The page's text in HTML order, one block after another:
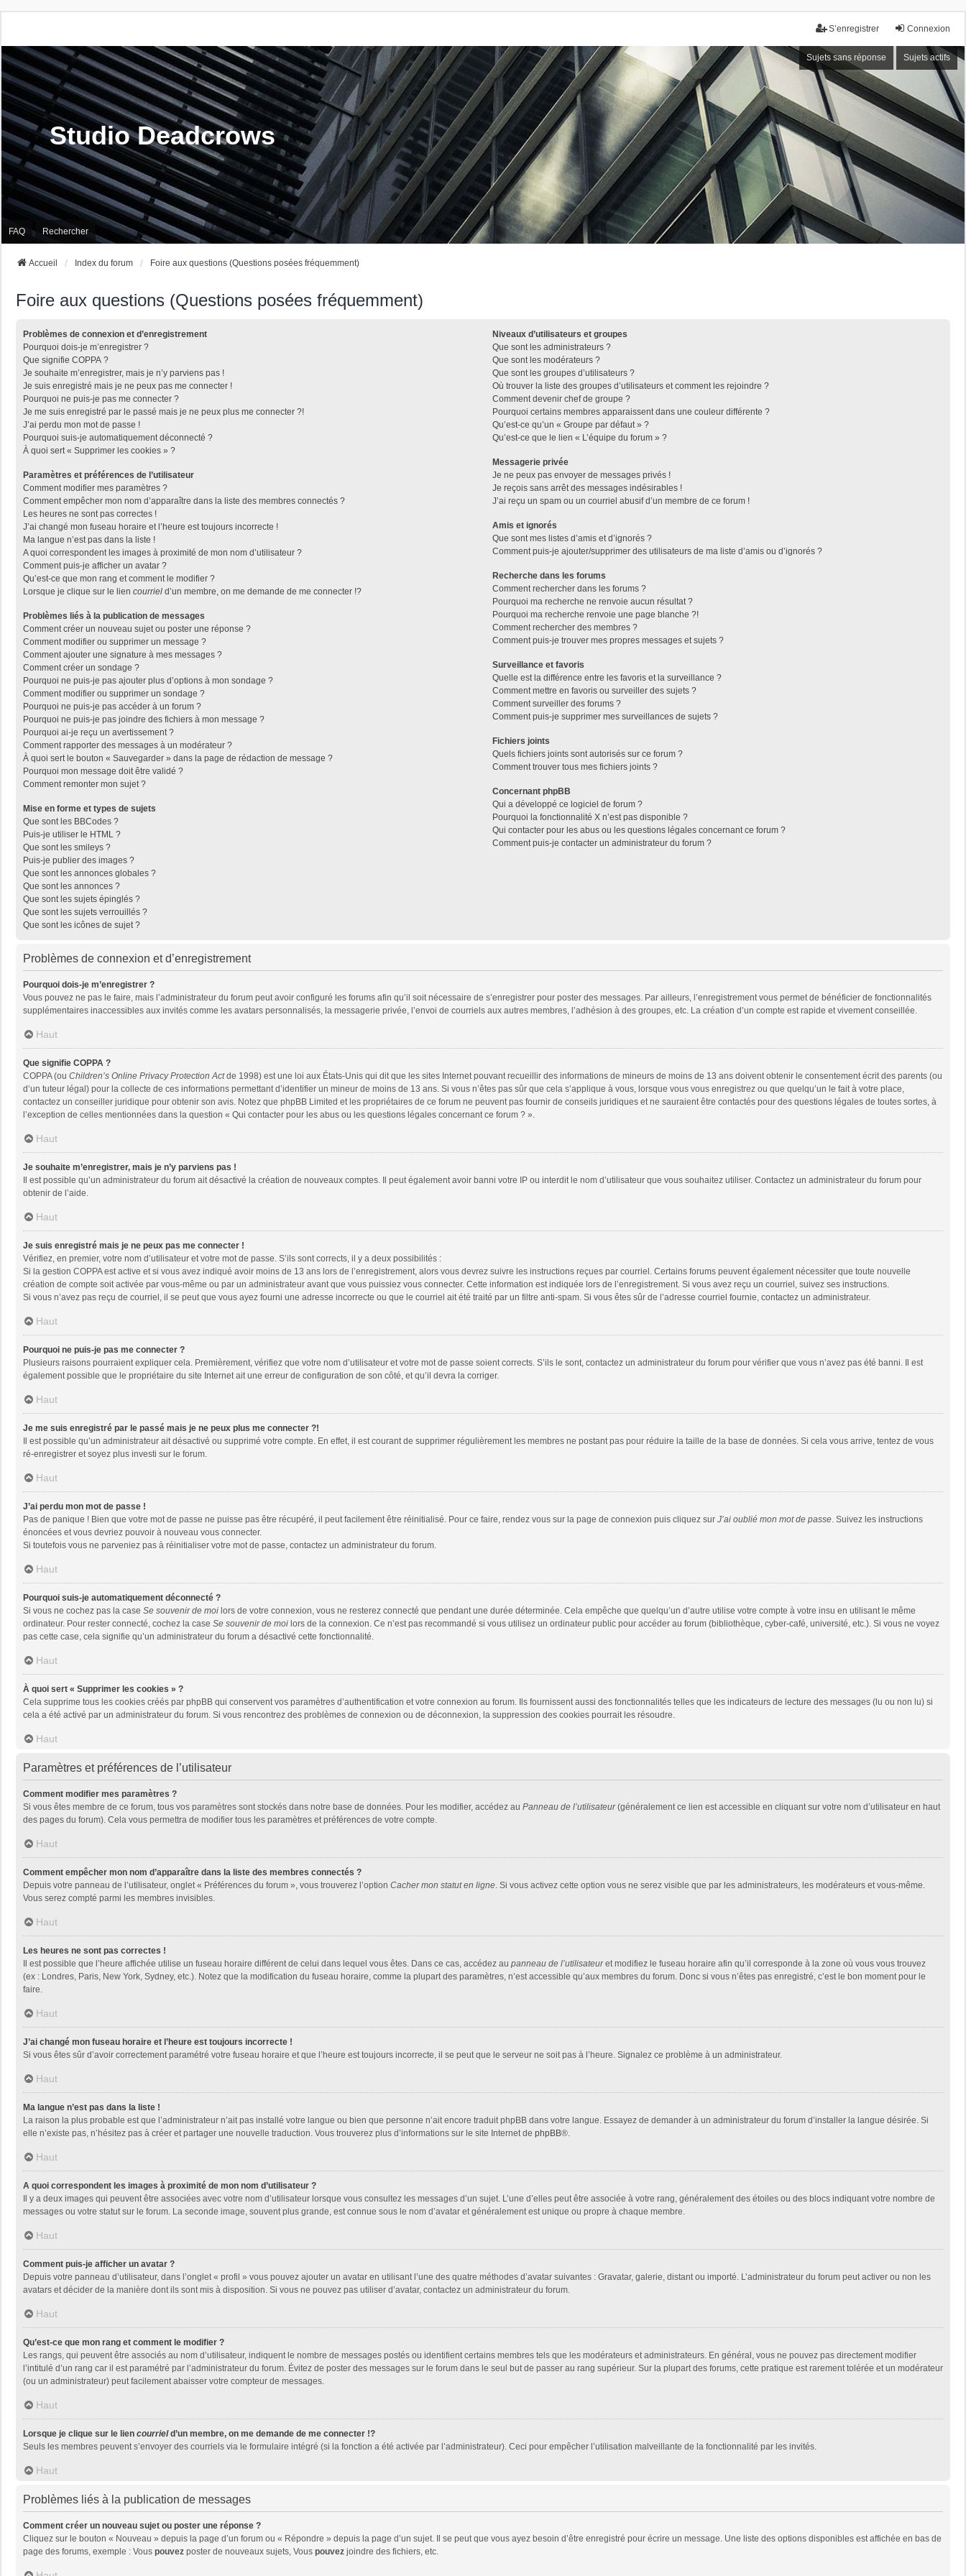
Connexion
S’enregistrer
Sujets sans réponse Sujets actifs
Studio Deadcrows
FAQ Rechercher
Accueil Index du forum Foire aux questions (Questions posées fréquemment)
Foire aux questions (Questions posées fréquemment)
Problèmes de connexion et d’enregistrement
Pourquoi dois-je m’enregistrer ?
Que signifie COPPA ?
Je souhaite m’enregistrer, mais je n’y parviens pas !
Je suis enregistré mais je ne peux pas me connecter !
Pourquoi ne puis-je pas me connecter ?
Je me suis enregistré par le passé mais je ne peux plus me connecter ?!
J’ai perdu mon mot de passe !
Pourquoi suis-je automatiquement déconnecté ?
À quoi sert « Supprimer les cookies » ?
Paramètres et préférences de l’utilisateur
Comment modifier mes paramètres ?
Comment empêcher mon nom d’apparaître dans la liste des membres connectés ?
Les heures ne sont pas correctes !
J’ai changé mon fuseau horaire et l’heure est toujours incorrecte !
Ma langue n’est pas dans la liste !
A quoi correspondent les images à proximité de mon nom d’utilisateur ?
Comment puis-je afficher un avatar ?
Qu’est-ce que mon rang et comment le modifier ?
Lorsque je clique sur le lien courriel d’un membre, on me demande de me connecter !?
Problèmes liés à la publication de messages
Comment créer un nouveau sujet ou poster une réponse ?
Comment modifier ou supprimer un message ?
Comment ajouter une signature à mes messages ?
Comment créer un sondage ?
Pourquoi ne puis-je pas ajouter plus d’options à mon sondage ?
Comment modifier ou supprimer un sondage ?
Pourquoi ne puis-je pas accéder à un forum ?
Pourquoi ne puis-je pas joindre des fichiers à mon message ?
Pourquoi ai-je reçu un avertissement ?
Comment rapporter des messages à un modérateur ?
À quoi sert le bouton « Sauvegarder » dans la page de rédaction de message ?
Pourquoi mon message doit être validé ?
Comment remonter mon sujet ?
Mise en forme et types de sujets
Que sont les BBCodes ?
Puis-je utiliser le HTML ?
Que sont les smileys ?
Puis-je publier des images ?
Que sont les annonces globales ?
Que sont les annonces ?
Que sont les sujets épinglés ?
Que sont les sujets verrouillés ?
Que sont les icônes de sujet ?
Niveaux d’utilisateurs et groupes
Que sont les administrateurs ?
Que sont les modérateurs ?
Que sont les groupes d’utilisateurs ?
Où trouver la liste des groupes d’utilisateurs et comment les rejoindre ?
Comment devenir chef de groupe ?
Pourquoi certains membres apparaissent dans une couleur différente ?
Qu’est-ce qu’un « Groupe par défaut » ?
Qu’est-ce que le lien « L’équipe du forum » ?
Messagerie privée
Je ne peux pas envoyer de messages privés !
Je reçois sans arrêt des messages indésirables !
J’ai reçu un spam ou un courriel abusif d’un membre de ce forum !
Amis et ignorés
Que sont mes listes d’amis et d’ignorés ?
Comment puis-je ajouter/supprimer des utilisateurs de ma liste d’amis ou d’ignorés ?
Recherche dans les forums
Comment rechercher dans les forums ?
Pourquoi ma recherche ne renvoie aucun résultat ?
Pourquoi ma recherche renvoie une page blanche ?!
Comment rechercher des membres ?
Comment puis-je trouver mes propres messages et sujets ?
Surveillance et favoris
Quelle est la différence entre les favoris et la surveillance ?
Comment mettre en favoris ou surveiller des sujets ?
Comment surveiller des forums ?
Comment puis-je supprimer mes surveillances de sujets ?
Fichiers joints
Quels fichiers joints sont autorisés sur ce forum ?
Comment trouver tous mes fichiers joints ?
Concernant phpBB
Qui a développé ce logiciel de forum ?
Pourquoi la fonctionnalité X n’est pas disponible ?
Qui contacter pour les abus ou les questions légales concernant ce forum ?
Comment puis-je contacter un administrateur du forum ?
Problèmes de connexion et d’enregistrement
Pourquoi dois-je m’enregistrer ?
Vous pouvez ne pas le faire, mais l’administrateur du forum peut avoir configuré les forums afin qu’il soit nécessaire de s’enregistrer pour poster des messages. Par ailleurs, l’enregistrement vous permet de bénéficier de fonctionnalités
supplémentaires inaccessibles aux invités comme les avatars personnalisés, la messagerie privée, l’envoi de courriels aux autres membres, l’adhésion à des groupes, etc. La création d’un compte est rapide et vivement conseillée.
Haut
Que signifie COPPA ?
COPPA (ou Children’s Online Privacy Protection Actde 1998) est une loi aux États-Unis qui dit que les sites Internet pouvant recueillir des informations de mineurs de moins de 13 ans doivent obtenir le consentement écrit des parents (ou
d’un tuteur légal) pour la collecte de ces informations permettant d’identifier un mineur de moins de 13 ans. Si vous n’êtes pas sûr que cela s’applique à vous, lorsque vous vous enregistrez ou que quelqu’un le fait à votre place,
contactez un conseiller juridique pour obtenir son avis. Notez que phpBB Limited et les propriétaires de ce forum ne peuvent pas fournir de conseils juridiques et ne sauraient être contactés pour des questions légales de toutes sortes, à
l’exception de celles mentionnées dans la question « Qui contacter pour les abus ou les questions légales concernant ce forum ? ».
Haut
Je souhaite m’enregistrer, mais je n’y parviens pas !
Il est possible qu’un administrateur du forum ait désactivé la création de nouveaux comptes. Il peut également avoir banni votre IP ou interdit le nom d’utilisateur que vous souhaitez utiliser. Contactez un administrateur du forum pour
obtenir de l’aide.
Haut
Je suis enregistré mais je ne peux pas me connecter !
Vérifiez, en premier, votre nom d’utilisateur et votre mot de passe. S’ils sont corrects, il y a deux possibilités :
Si la gestion COPPA est active et si vous avez indiqué avoir moins de 13 ans lors de l’enregistrement, alors vous devrez suivre les instructions reçues par courriel. Certains forums peuvent également nécessiter que toute nouvelle
création de compte soit activée par vous-même ou par un administrateur avant que vous puissiez vous connecter. Cette information est indiquée lors de l’enregistrement. Si vous avez reçu un courriel, suivez ses instructions.
Si vous n’avez pas reçu de courriel, il se peut que vous ayez fourni une adresse incorrecte ou que le courriel ait été traité par un filtre anti-spam. Si vous êtes sûr de l’adresse courriel fournie, contactez un administrateur.
Haut
Pourquoi ne puis-je pas me connecter ?
Plusieurs raisons pourraient expliquer cela. Premièrement, vérifiez que votre nom d’utilisateur et votre mot de passe soient corrects. S’ils le sont, contactez un administrateur du forum pour vérifier que vous n’avez pas été banni. Il est
également possible que le propriétaire du site Internet ait une erreur de configuration de son côté, et qu’il devra la corriger.
Haut
Je me suis enregistré par le passé mais je ne peux plus me connecter ?!
Il est possible qu’un administrateur ait désactivé ou supprimé votre compte. En effet, il est courant de supprimer régulièrement les membres ne postant pas pour réduire la taille de la base de données. Si cela vous arrive, tentez de vous
ré-enregistrer et soyez plus investi sur le forum.
Haut
J’ai perdu mon mot de passe !
Pas de panique ! Bien que votre mot de passe ne puisse pas être récupéré, il peut facilement être réinitialisé. Pour ce faire, rendez vous sur la page de connexion puis cliquez sur J’ai oublié mon mot de passe. Suivez les instructions
énoncées et vous devriez pouvoir à nouveau vous connecter.
Si toutefois vous ne parveniez pas à réinitialiser votre mot de passe, contactez un administrateur du forum.
Haut
Pourquoi suis-je automatiquement déconnecté ?
Si vous ne cochez pas la case Se souvenir de moi lors de votre connexion, vous ne resterez connecté que pendant une durée déterminée. Cela empêche que quelqu’un d’autre utilise votre compte à votre insu en utilisant le même
ordinateur. Pour rester connecté, cochez la case Se souvenir de moi lors de la connexion. Ce n’est pas recommandé si vous utilisez un ordinateur public pour accéder au forum (bibliothèque, cyber-café, université, etc.). Si vous ne voyez
pas cette case, cela signifie qu’un administrateur du forum a désactivé cette fonctionnalité.
Haut
À quoi sert « Supprimer les cookies » ?
Cela supprime tous les cookies créés par phpBB qui conservent vos paramètres d’authentification et votre connexion au forum. Ils fournissent aussi des fonctionnalités telles que les indicateurs de lecture des messages (lu ou non lu) si
cela a été activé par un administrateur du forum. Si vous rencontrez des problèmes de connexion ou de déconnexion, la suppression des cookies pourrait les résoudre.
Haut
Paramètres et préférences de l’utilisateur
Comment modifier mes paramètres ?
Si vous êtes membre de ce forum, tous vos paramètres sont stockés dans notre base de données. Pour les modifier, accédez au Panneau de l’utilisateur(généralement ce lien est accessible en cliquant sur votre nom d’utilisateur en haut
des pages du forum). Cela vous permettra de modifier tous les paramètres et préférences de votre compte.
Haut
Comment empêcher mon nom d’apparaître dans la liste des membres connectés ?
Depuis votre panneau de l’utilisateur, onglet « Préférences du forum », vous trouverez l’option Cacher mon statut en ligne. Si vous activez cette option vous ne serez visible que par les administrateurs, les modérateurs et vous-même.
Vous serez compté parmi les membres invisibles.
Haut
Les heures ne sont pas correctes !
Il est possible que l’heure affichée utilise un fuseau horaire différent de celui dans lequel vous êtes. Dans ce cas, accédez au panneau de l’utilisateuret modifiez le fuseau horaire afin qu’il corresponde à la zone où vous vous trouvez
(ex : Londres, Paris, New York, Sydney, etc.). Notez que la modification du fuseau horaire, comme la plupart des paramètres, n’est accessible qu’aux membres du forum. Donc si vous n’êtes pas enregistré, c’est le bon moment pour le
faire.
Haut
J’ai changé mon fuseau horaire et l’heure est toujours incorrecte !
Si vous êtes sûr d’avoir correctement paramétré votre fuseau horaire et que l’heure est toujours incorrecte, il se peut que le serveur ne soit pas à l’heure. Signalez ce problème à un administrateur.
Haut
Ma langue n’est pas dans la liste !
La raison la plus probable est que l’administrateur n’ait pas installé votre langue ou bien que personne n’ait encore traduit phpBB dans votre langue. Essayez de demander à un administrateur du forum d’installer la langue désirée. Si
elle n’existe pas, n’hésitez pas à créer et partager une nouvelle traduction. Vous trouverez plus d’informations sur le site Internet de phpBB®.
Haut
A quoi correspondent les images à proximité de mon nom d’utilisateur ?
Il y a deux images qui peuvent être associées avec votre nom d’utilisateur lorsque vous consultez les messages d’un sujet. L’une d’elles peut être associée à votre rang, généralement des étoiles ou des blocs indiquant votre nombre de
messages ou votre statut sur le forum. La seconde image, souvent plus grande, est connue sous le nom d’avatar et généralement est unique ou propre à chaque membre.
Haut
Comment puis-je afficher un avatar ?
Depuis votre panneau d’utilisateur, dans l’onglet « profil » vous pouvez ajouter un avatar en utilisant l’une des quatre méthodes d’avatar suivantes : Gravatar, galerie, distant ou importé. L’administrateur du forum peut activer ou non les
avatars et décider de la manière dont ils sont mis à disposition. Si vous ne pouvez pas utiliser d’avatar, contactez un administrateur du forum.
Haut
Qu’est-ce que mon rang et comment le modifier ?
Les rangs, qui peuvent être associés au nom d’utilisateur, indiquent le nombre de messages postés ou identifient certains membres tels que les modérateurs et administrateurs. En général, vous ne pouvez pas directement modifier
l’intitulé d’un rang car il est paramétré par l’administrateur du forum. Évitez de poster des messages sur le forum dans le seul but de passer au rang supérieur. Sur la plupart des forums, cette pratique est rarement tolérée et un modérateur
(ou un administrateur) peut facilement abaisser votre compteur de messages.
Haut
Lorsque je clique sur le lien courrield’un membre, on me demande de me connecter !?
Seuls les membres peuvent s’envoyer des courriels via le formulaire intégré (si la fonction a été activée par l’administrateur). Ceci pour empêcher l’utilisation malveillante de la fonctionnalité par les invités.
Haut
Problèmes liés à la publication de messages
Comment créer un nouveau sujet ou poster une réponse ?
Cliquez sur le bouton « Nouveau » depuis la page d’un forum ou « Répondre » depuis la page d’un sujet. Il se peut que vous ayez besoin d’être enregistré pour écrire un message. Une liste des options disponibles est affichée en bas de
page des forums, exemple : Vous pouvez poster de nouveaux sujets, Vous pouvez joindre des fichiers, etc.